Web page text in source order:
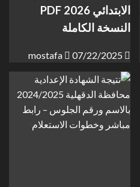
الابتدائي 2026 PDF
النسخة الكاملة
mostafa 07/22/2025